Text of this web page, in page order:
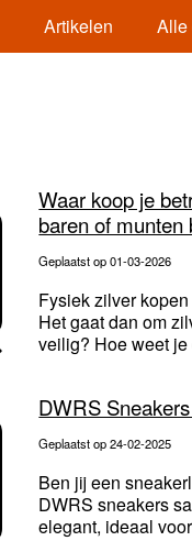
Artikelen Alle
Waar koop je
baren of munten
Geplaatst op 01-03-2026
Fysiek zilver
Het gaat dan om
veilig? Hoe weet
DWRS
Geplaatst op 24-02-2025
Ben jij een
DWRS sneakers
elegant, ideaal